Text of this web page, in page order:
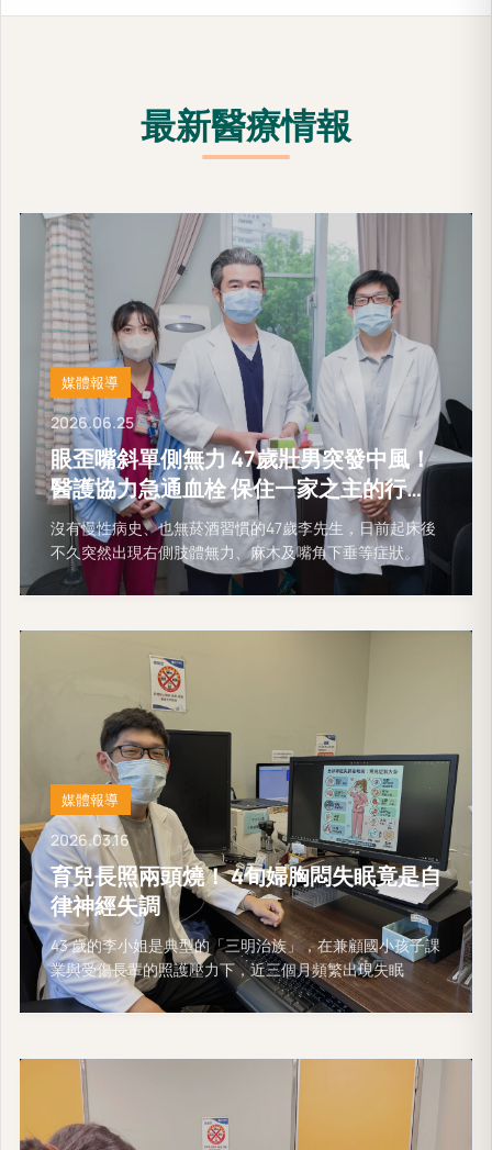
最新醫療情報
媒體報導
2026.06.25
眼歪嘴斜單側無力 47歲壯男突發中風！
醫護協力急通血栓 保住一家之主的行動
能力
沒有慢性病史、也無菸酒習慣的47歲李先生，日前起床後
不久突然出現右側肢體無力、麻木及嘴角下垂等症狀。
媒體報導
2026.03.16
育兒長照兩頭燒！ 4旬婦胸悶失眠竟是自
律神經失調
43 歲的李小姐是典型的「三明治族」，在兼顧國小孩子課
業與受傷長輩的照護壓力下，近三個月頻繁出現失眠